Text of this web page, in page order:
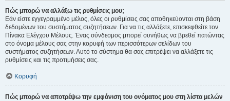
Πώς μπορώ να αλλάξω τις ρυθμίσεις μου;
Εάν είστε εγγεγραμμένο μέλος, όλες οι ρυθμίσεις σας αποθηκεύονται στη βάση
δεδομένων του συστήματος συζητήσεων. Για να τις αλλάξετε, επισκεφθείτε τον
Πίνακα Ελέγχου Μέλους. Ένας σύνδεσμος μπορεί συνήθως να βρεθεί πατώντας
στο όνομα μέλους σας στην κορυφή των περισσότερων σελίδων του
συστήματος συζητήσεων. Αυτό το σύστημα θα σας επιτρέψει να αλλάξετε τις
ρυθμίσεις και τις προτιμήσεις σας.
Κορυφή
Πώς μπορώ να αποτρέψω την εμφάνιση του ονόματος μου στη λίστα μελών